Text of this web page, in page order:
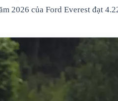
2026 của Ford Everest đạt